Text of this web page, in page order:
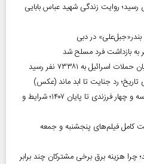
روایت زندگی شهید عباس بابایی
در دبی
به بازداشت فرد مسلح شد
به ۷۳۳۸۱ نفر رسید
رد جنایت تا ابد ماند (عکس)
تمدید معافیت سربازی مشمولان سه و چهار فرزندی تا پایان ۱۴۰۷؛ شرایط و
کامل فیلم‌های پنجشنبه و جمعه
هزینه برق برخی مشترکان چند برابر